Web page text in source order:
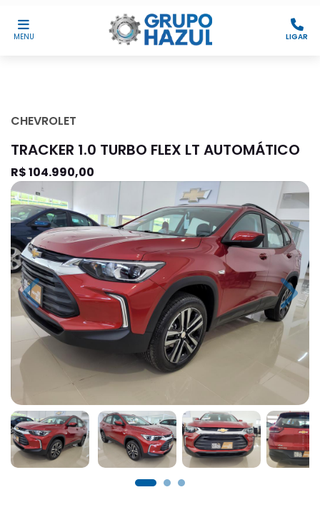
MENU LIGAR
CHEVROLET
TRACKER 1.0 TURBO FLEX LT AUTOMÁTICO
R$ 104.990,00
Previous Next